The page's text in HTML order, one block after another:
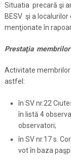
Situatia precară şi
BESV şi a
menţionate în
Prestaţia membrilor
Activitate membrilor
astfel:
în SV nr.22
în listă 4
observatori;
în SV nr.17 s.
vot în baza